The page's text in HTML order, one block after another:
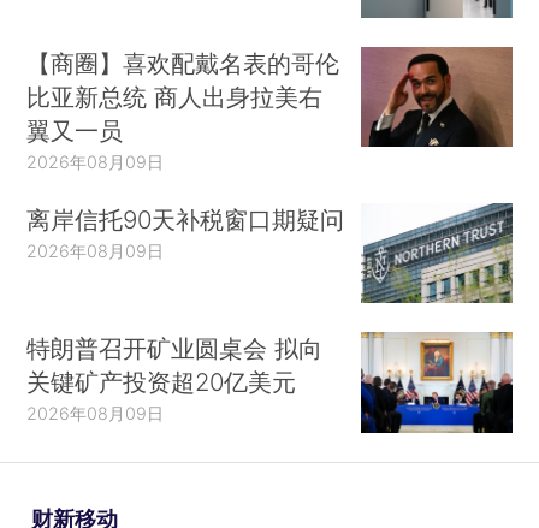
【商圈】喜欢配戴名表的哥伦
比亚新总统 商人出身拉美右
翼又一员
2026年08月09日
离岸信托90天补税窗口期疑问
2026年08月09日
特朗普召开矿业圆桌会 拟向
关键矿产投资超20亿美元
2026年08月09日
财新移动